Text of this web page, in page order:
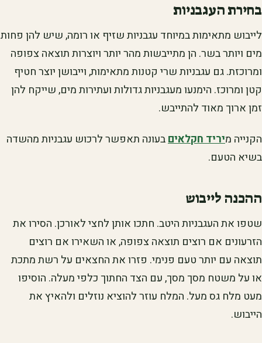
בחירת העגבניות
לייבוש מתאימות במיוחד עגבניות שזיף או רומה, שיש להן פחות
מים ויותר בשר. הן מתייבשות מהר יותר ויוצרות תוצאה צפופה
ומרוכזת. גם עגבניות שרי קטנות מתאימות, וייבושן יוצר חטיף
קטן ומרוכז. הימנעו מעגבניות גדולות ועתירות מים, שייקח להן
זמן ארוך מאוד להתייבש.
הקנייה מיריד חקלאיםבעונה תאפשר לרכוש עגבניות מהשדה
בשיא הטעם.
ההכנה לייבוש
שטפו את העגבניות היטב. חתכו אותן לחצי לאורכן. הסירו את
הזרעונים אם רוצים תוצאה צפופה, או השאירו אם רוצים
תוצאה עם יותר טעם פנימי. פזרו את החצאים על רשת מתכת
או על משטח מסך מסך, עם הצד החתוך כלפי מעלה. הוסיפו
מעט מלח גס מעל. המלח עוזר להוציא נוזלים ולהאיץ את
הייבוש.